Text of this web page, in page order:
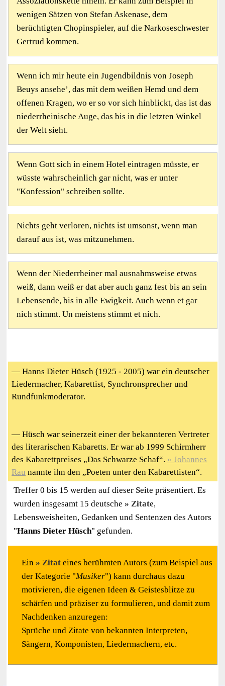
wenigen Sätzen von Stefan Askenase, dem
berüchtigten Chopinspieler, auf die Narkoseschwester
Gertrud kommen.
Wenn ich mir heute ein Jugendbildnis von Joseph
Beuys ansehe’, das mit dem weißen Hemd und dem
offenen Kragen, wo er so vor sich hinblickt, das ist das
niederrheinische Auge, das bis in die letzten Winkel
der Welt sieht.
Wenn Gott sich in einem Hotel eintragen müsste, er
wüsste wahrscheinlich gar nicht, was er unter
"Konfession" schreiben sollte.
Nichts geht verloren, nichts ist umsonst, wenn man
darauf aus ist, was mitzunehmen.
Wenn der Niederrheiner mal ausnahmsweise etwas
weiß, dann weiß er dat aber auch ganz fest bis an sein
Lebensende, bis in alle Ewigkeit. Auch wenn et gar
nich stimmt. Un meistens stimmt et nich.
— Hanns Dieter Hüsch (1925 - 2005) war ein deutscher
Liedermacher, Kabarettist, Synchronsprecher und
Rundfunkmoderator.
— Hüsch war seinerzeit einer der bekannteren Vertreter
des literarischen Kabaretts. Er war ab 1999 Schirmherr
des Kabarettpreises „Das Schwarze Schaf“.
Johannes
Rau nannte ihn den „Poeten unter den Kabarettisten“.
Treffer 0 bis 15 werden auf dieser Seite präsentiert. Es
wurden insgesamt 15 deutsche
Zitate,
Lebensweisheiten, Gedanken und Sentenzen des Autors
"Hanns Dieter Hüsch" gefunden.
Ein Zitat eines berühmten Autors (zum Beispiel aus
der Kategorie "Musiker") kann durchaus dazu
motivieren, die eigenen Ideen & Geistesblitze zu
schärfen und präziser zu formulieren, und damit zum
Nachdenken anzuregen:
Sprüche und Zitate von bekannten Interpreten,
Sängern, Komponisten, Liedermachern, etc.